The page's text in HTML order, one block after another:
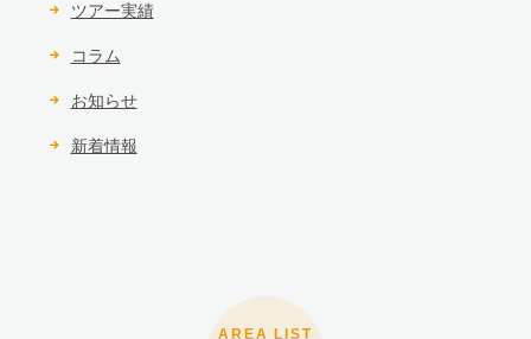
ツアー実績
コラム
お知らせ
新着情報